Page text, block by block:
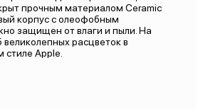
прочным материалом Ceramic
корпус с олеофобным
защищен от влаги и пыли. На
расцветок в
Apple.